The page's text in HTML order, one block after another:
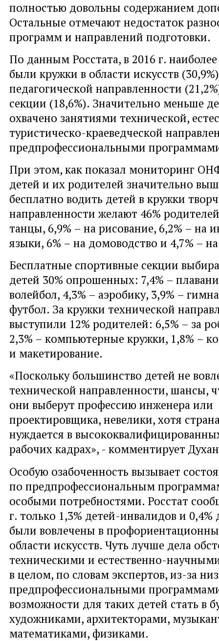
полностью довольны содержанием
Остальные отмечают недостаток
программ и направлений подготовки.
По данным Росстата, в 2016 г.
были кружки в области искусств
педагогической направленности
секции (18,6%). Значительно меньше
охвачено занятиями технической,
туристическо-краеведческой
предпрофессиональными
При этом, как показал мониторинг
детей и их родителей значительно
бесплатно водить детей в кружки
направленности желают 46%
танцы, 6,9% – на рисование, 6,2% – на
языки, 6% – на домоводство и 4,7% –
Бесплатные спортивные секции
детей 30% опрошенных: 7,4% –
волейбол, 4,3% – аэробику, 3,9% –
футбол. За кружки технической
выступили 12% родителей: 6,5% – за
2,3% – компьютерные кружки, 1,8% –
и макетирование.
«Поскольку большинство детей не
технической направленности, шансы,
они выберут профессию инженера или
проектировщика, невелики, хотя
нуждается в
рабочих кадрах», - комментирует
Особую озабоченность вызывает
по предпрофессиональным
особыми потребностями. Росстат
г. только 1,3% детей-инвалидов и 0,4%
были вовлечены в
области искусств. Чуть лучше дела
техническими и естественно-
в целом, по словам экспертов, из-за
предпрофессиональными
возможности для таких детей стать в
художниками, архитекторами,
математиками, физиками.